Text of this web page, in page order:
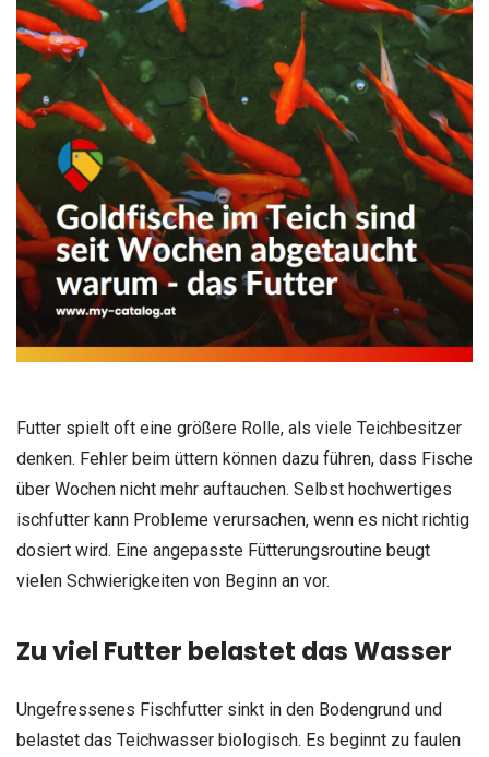
Futter spielt oft eine größere Rolle, als viele Teichbesitzer
denken. Fehler beim üttern können dazu führen, dass Fische
über Wochen nicht mehr auftauchen. Selbst hochwertiges
ischfutter kann Probleme verursachen, wenn es nicht richtig
dosiert wird. Eine angepasste Fütterungsroutine beugt
vielen Schwierigkeiten von Beginn an vor.
Zu viel Futter belastet das Wasser
Ungefressenes Fischfutter sinkt in den Bodengrund und
belastet das Teichwasser biologisch. Es beginnt zu faulen